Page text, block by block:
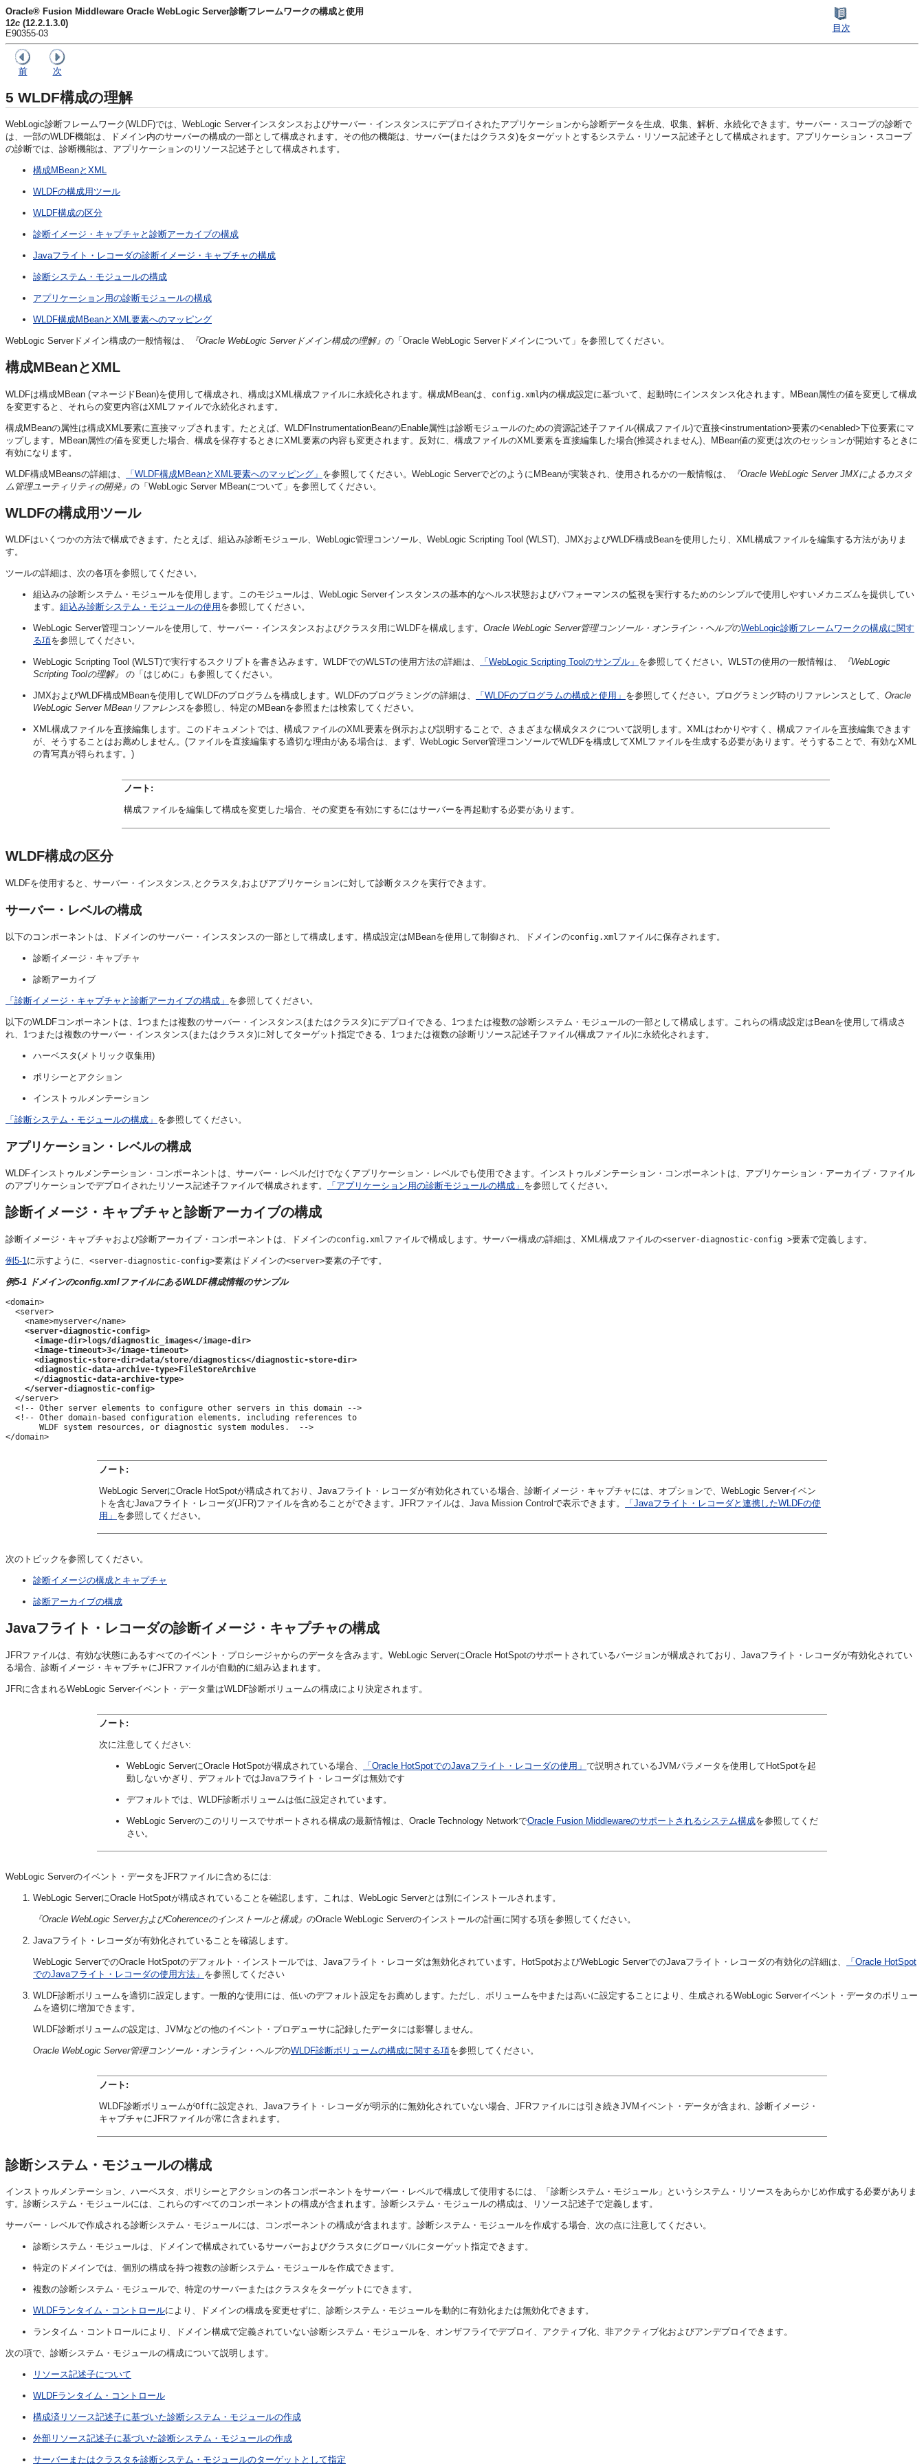
Oracle® Fusion Middleware Oracle WebLogic Server診断フレームワークの構成と使用
12c (12.2.1.3.0)
E90355-03
目次
前 次
5 WLDF構成の理解
WebLogic診断フレームワーク(WLDF)では、WebLogic Serverインスタンスおよびサーバー・インスタンスにデプロイされたアプリケーションから診断データを生成、収集、解析、永続化できます。 サーバー・スコープの診断で
は、一部のWLDF機能は、ドメイン内のサーバーの構成の一部として構成されます。その他の機能は、サーバー(またはクラスタ)をターゲットとするシステム・リソース記述子として構成されます。アプリケーション・スコープ
の診断では、診断機能は、アプリケーションのリソース記述子として構成されます。
構成MBeanとXML
WLDFの構成用ツール
WLDF構成の区分
診断イメージ・キャプチャと診断アーカイブの構成
Javaフライト・レコーダの診断イメージ・キャプチャの構成
診断システム・モジュールの構成
アプリケーション用の診断モジュールの構成
WLDF構成MBeanとXML要素へのマッピング
WebLogic Serverドメイン構成の一般情報は、 『Oracle WebLogic Serverドメイン構成の理解』 の「Oracle WebLogic Serverドメインについて」を参照してください。
構成MBeanとXML
WLDFは構成MBean (マネージドBean)を使用して構成され、構成はXML構成ファイルに永続化されます。構成MBeanは、 config.xml 内の構成設定に基づいて、起動時にインスタンス化されます。MBean属性の値を変更して構成
を変更すると、それらの変更内容はXMLファイルで永続化されます。
構成MBeanの属性は構成XML要素に直接マップされます。たとえば、WLDFInstrumentationBeanのEnable属性は診断モジュールのための資源記述子ファイル(構成ファイル)で直接<instrumentation>要素の<enabled>下位要素にマ
ップします。MBean属性の値を変更した場合、構成を保存するときにXML要素の内容も変更されます。反対に、構成ファイルのXML要素を直接編集した場合(推奨されません)、MBean値の変更は次のセッションが開始するときに
有効になります。
WLDF構成MBeansの詳細は、 「WLDF構成MBeanとXML要素へのマッピング」 を参照してください。WebLogic ServerでどのようにMBeanが実装され、使用されるかの一般情報は、
『Oracle WebLogic Server JMXによるカスタ
ム管理ユーティリティの開発』 の「WebLogic Server MBeanについて」を参照してください。
WLDFの構成用ツール
WLDFはいくつかの方法で構成できます。たとえば、組込み診断モジュール、WebLogic管理コンソール、WebLogic Scripting Tool (WLST)、JMXおよびWLDF構成Beanを使用したり、XML構成ファイルを編集する方法がありま
す。
ツールの詳細は、次の各項を参照してください。
組込みの診断システム・モジュールを使用します。このモジュールは、WebLogic Serverインスタンスの基本的なヘルス状態およびパフォーマンスの監視を実行するためのシンプルで使用しやすいメカニズムを提供してい
ます。 組込み診断システム・モジュールの使用 を参照してください。
WebLogic Server管理コンソールを使用して、サーバー・インスタンスおよびクラスタ用にWLDFを構成します。 Oracle WebLogic Server管理コンソール・オンライン・ヘルプのWebLogic診断フレームワークの構成に関す
る項を参照してください。
WebLogic Scripting Tool (WLST)で実行するスクリプトを書き込みます。WLDFでのWLSTの使用方法の詳細は、 「WebLogic Scripting Toolのサンプル」 を参照してください。WLSTの使用の一般情報は、
『WebLogic
Scripting Toolの理解』
の「はじめに」も参照してください。
JMXおよびWLDF構成MBeanを使用してWLDFのプログラムを構成します。WLDFのプログラミングの詳細は、 「WLDFのプログラムの構成と使用」 を参照してください。プログラミング時のリファレンスとして、 Oracle
WebLogic Server MBeanリファレンスを参照し、特定のMBeanを参照または検索してください。
XML構成ファイルを直接編集します。このドキュメントでは、構成ファイルのXML要素を例示および説明することで、さまざまな構成タスクについて説明します。XMLはわかりやすく、構成ファイルを直接編集できます
が、そうすることはお薦めしません。(ファイルを直接編集する適切な理由がある場合は、まず、WebLogic Server管理コンソールでWLDFを構成してXMLファイルを生成する必要があります。そうすることで、有効なXML
の青写真が得られます。)
ノート:
構成ファイルを編集して構成を変更した場合、その変更を有効にするにはサーバーを再起動する必要があります。
WLDF構成の区分
WLDFを使用すると、サーバー・インスタンス,とクラスタ,およびアプリケーションに対して診断タスクを実行できます。
サーバー・レベルの構成
以下のコンポーネントは、ドメインのサーバー・インスタンスの一部として構成します。構成設定はMBeanを使用して制御され、ドメインのconfig.xmlファイルに保存されます。
診断イメージ・キャプチャ
診断アーカイブ
「診断イメージ・キャプチャと診断アーカイブの構成」 を参照してください。
以下のWLDFコンポーネントは、1つまたは複数のサーバー・インスタンス(またはクラスタ)にデプロイできる、1つまたは複数の診断システム・モジュールの一部として構成します。これらの構成設定はBeanを使用して構成さ
れ、1つまたは複数のサーバー・インスタンス(またはクラスタ)に対してターゲット指定できる、1つまたは複数の診断リソース記述子ファイル(構成ファイル)に永続化されます。
ハーベスタ(メトリック収集用)
ポリシーとアクション
インストゥルメンテーション
「診断システム・モジュールの構成」 を参照してください。
アプリケーション・レベルの構成
WLDFインストゥルメンテーション・コンポーネントは、サーバー・レベルだけでなくアプリケーション・レベルでも使用できます。インストゥルメンテーション・コンポーネントは、アプリケーション・アーカイブ・ファイル
のアプリケーションでデプロイされたリソース記述子ファイルで構成されます。
「アプリケーション用の診断モジュールの構成」 を参照してください。
診断イメージ・キャプチャと診断アーカイブの構成
診断イメージ・キャプチャおよび診断アーカイブ・コンポーネントは、ドメインのconfig.xml ファイルで構成します。サーバー構成の詳細は、XML構成ファイルの<server-diagnostic-config >要素で定義します。
例5-1 に示すように、 <server-diagnostic-config>要素はドメインの<server>要素の子です。
例5-1 ドメインのconfig.xmlファイルにあるWLDF構成情報のサンプル
<domain>
  <server>
    <server-diagnostic-config>
      <image-dir>logs/diagnostic_images</image-dir>
      <image-timeout>3</image-timeout>
      <diagnostic-store-dir>data/store/diagnostics</diagnostic-store-dir>
      <diagnostic-data-archive-type>FileStoreArchive
      </diagnostic-data-archive-type>
    </server-diagnostic-config>
</server>
  <!-- Other server elements to configure other servers in this domain -->
  <!-- Other domain-based configuration elements, including references to
       WLDF system resources, or diagnostic system modules.  -->
ノート:
WebLogic ServerにOracle HotSpotが構成されており、Javaフライト・レコーダが有効化されている場合、診断イメージ・キャプチャには、オプションで、WebLogic Serverイベン
トを含むJavaフライト・レコーダ(JFR)ファイルを含めることができます。JFRファイルは、Java Mission Controlで表示できます。
「Javaフライト・レコーダと連携したWLDFの使
用」 を参照してください。
次のトピックを参照してください。
診断イメージの構成とキャプチャ
診断アーカイブの構成
Javaフライト・レコーダの診断イメージ・キャプチャの構成
JFRファイルは、有効な状態にあるすべてのイベント・プロシージャからのデータを含みます。WebLogic ServerにOracle HotSpotのサポートされているバージョンが構成されており、Javaフライト・レコーダが有効化されてい
る場合、診断イメージ・キャプチャにJFRファイルが自動的に組み込まれます。
JFRに含まれるWebLogic Serverイベント・データ量はWLDF診断ボリュームの構成により決定されます。
ノート:
次に注意してください:
WebLogic ServerにOracle HotSpotが構成されている場合、 「Oracle HotSpotでのJavaフライト・レコーダの使用」で説明されているJVMパラメータを使用してHotSpotを起
動しないかぎり、デフォルトではJavaフライト・レコーダは無効です
デフォルトでは、WLDF診断ボリュームは低に設定されています。
WebLogic Serverのこのリリースでサポートされる構成の最新情報は、Oracle Technology NetworkでOracle Fusion Middlewareのサポートされるシステム構成を参照してくだ
さい。
WebLogic Serverのイベント・データをJFRファイルに含めるには:
WebLogic ServerにOracle HotSpotが構成されていることを確認します。これは、WebLogic Serverとは別にインストールされます。
『Oracle WebLogic ServerおよびCoherenceのインストールと構成』 のOracle WebLogic Serverのインストールの計画に関する項を参照してください。
Javaフライト・レコーダが有効化されていることを確認します。
WebLogic ServerでのOracle HotSpotのデフォルト・インストールでは、Javaフライト・レコーダは無効化されています。HotSpotおよびWebLogic ServerでのJavaフライト・レコーダの有効化の詳細は、
「Oracle HotSpot
でのJavaフライト・レコーダの使用方法」 を参照してください
WLDF診断ボリュームを適切に設定します。一般的な使用には、 低いのデフォルト設定をお薦めします。ただし、ボリュームを中 または高いに設定することにより、生成されるWebLogic Serverイベント・データのボリュー
ムを適切に増加できます。
WLDF診断ボリュームの設定は、JVMなどの他のイベント・プロデューサに記録したデータには影響しません。
Oracle WebLogic Server管理コンソール・オンライン・ヘルプのWLDF診断ボリュームの構成に関する項を参照してください。
ノート:
WLDF診断ボリュームがOffに設定され、Javaフライト・レコーダが明示的に無効化されていない場合、JFRファイルには引き続きJVMイベント・データが含まれ、診断イメージ・
キャプチャにJFRファイルが常に含まれます。
診断システム・モジュールの構成
インストゥルメンテーション、ハーベスタ、ポリシーとアクションの各コンポーネントをサーバー・レベルで構成して使用するには、「診断システム・モジュール」というシステム・リソースをあらかじめ作成する必要がありま
す。診断システム・モジュールには、これらのすべてのコンポーネントの構成が含まれます。診断システム・モジュールの構成は、リソース記述子で定義します。
サーバー・レベルで作成される診断システム・モジュールには、コンポーネントの構成が含まれます。診断システム・モジュールを作成する場合、次の点に注意してください。
診断システム・モジュールは、ドメインで構成されているサーバーおよびクラスタにグローバルにターゲット指定できます。
特定のドメインでは、個別の構成を持つ複数の診断システム・モジュールを作成できます。
複数の診断システム・モジュールで、特定のサーバーまたはクラスタをターゲットにできます。
WLDFランタイム・コントロールにより、ドメインの構成を変更せずに、診断システム・モジュールを動的に有効化または無効化できます。
ランタイム・コントロールにより、ドメイン構成で定義されていない診断システム・モジュールを、オンザフライでデプロイ、アクティブ化、非アクティブ化およびアンデプロイできます。
次の項で、診断システム・モジュールの構成について説明します。
リソース記述子について
WLDFランタイム・コントロール
構成済リソース記述子に基づいた診断システム・モジュールの作成
外部リソース記述子に基づいた診断システム・モジュールの作成
サーバーまたはクラスタを診断システム・モジュールのターゲットとして指定